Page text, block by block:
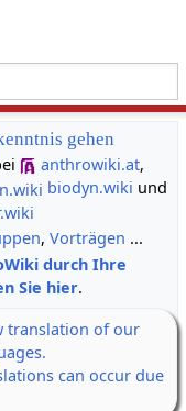
gehen
anthrowiki.at,
biodyn.wiki und
, Vorträgen ...
durch Ihre
Sie hier.
translation of our
can occur due